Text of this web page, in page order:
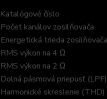
Katalógové číslo
Počet kanálov zosilňovača
Energetická trieda zosilňovača
RMS výkon na 4 Ω
RMS výkon na 2 Ω
Dolná pásmová priepusť (LPF)
Harmonické skreslenie (THD)